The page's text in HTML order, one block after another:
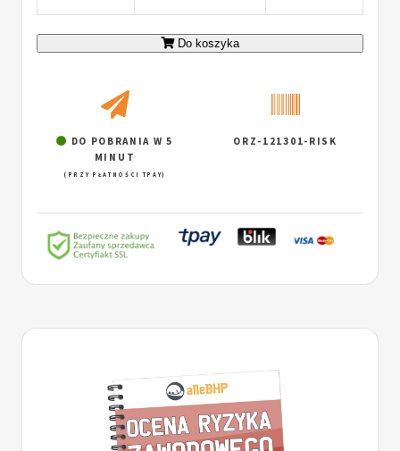
Do koszyka
DO POBRANIA W 5
MINUT
(PRZY PŁATNOŚCI TPAY)
ORZ-121301-RISK